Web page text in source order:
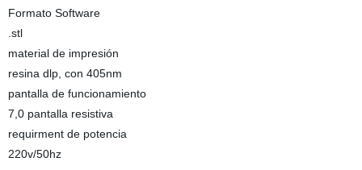
Formato Software
.stl
material de impresión
resina dlp, con 405nm
pantalla de funcionamiento
7,0 pantalla resistiva
requirment de potencia
220v/50hz